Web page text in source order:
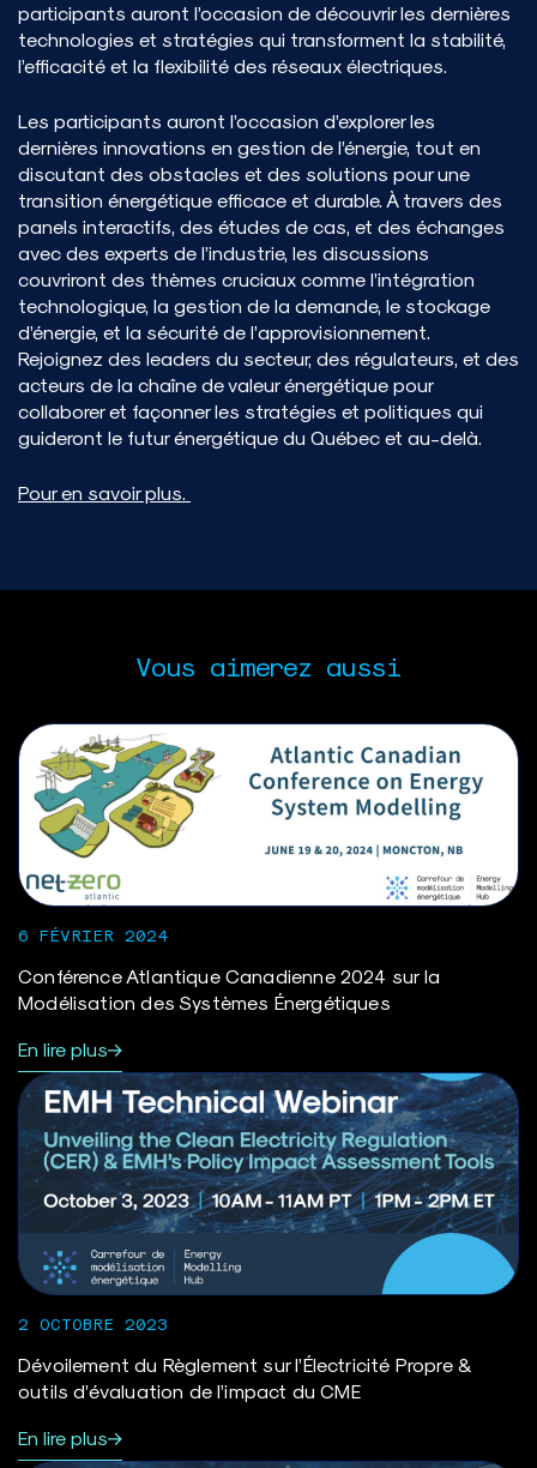
participants auront l’occasion de découvrir les dernières
technologies et stratégies qui transforment la stabilité,
l’efficacité et la flexibilité des réseaux électriques.
Les participants auront l’occasion d’explorer les
dernières innovations en gestion de l’énergie, tout en
discutant des obstacles et des solutions pour une
transition énergétique efficace et durable. À travers des
panels interactifs, des études de cas, et des échanges
avec des experts de l’industrie, les discussions
couvriront des thèmes cruciaux comme l’intégration
technologique, la gestion de la demande, le stockage
d’énergie, et la sécurité de l’approvisionnement.
Rejoignez des leaders du secteur, des régulateurs, et des
acteurs de la chaîne de valeur énergétique pour
collaborer et façonner les stratégies et politiques qui
guideront le futur énergétique du Québec et au-delà.
Pour en savoir plus.
Vous aimerez aussi
6 FÉVRIER 2024
Conférence Atlantique Canadienne 2024 sur la
Modélisation des Systèmes Énergétiques
En lire plus
2 OCTOBRE 2023
Dévoilement du Règlement sur l’Électricité Propre &
outils d’évaluation de l’impact du CME
En lire plus